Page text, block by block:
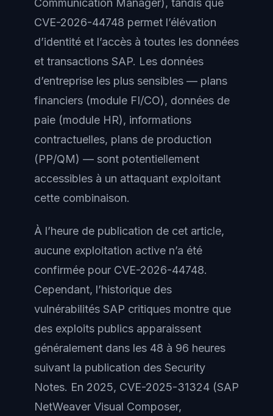
CVE-2026-44748 permet l’élévation
d’identité et l’accès à toutes les données
et transactions SAP. Les données
d’entreprise les plus sensibles — plans
financiers (module FI/CO), données de
paie (module HR), informations
contractuelles, plans de production
(PP/QM) — sont potentiellement
accessibles à un attaquant exploitant
cette combinaison.
À l’heure de publication de cet article,
aucune exploitation active n’a été
confirmée pour CVE-2026-44748.
Cependant, l’historique des
vulnérabilités SAP critiques montre que
des exploits publics apparaissent
généralement dans les 48 à 96 heures
suivant la publication des Security
Notes. En 2025, CVE-2025-31324 (SAP
NetWeaver Visual Composer,